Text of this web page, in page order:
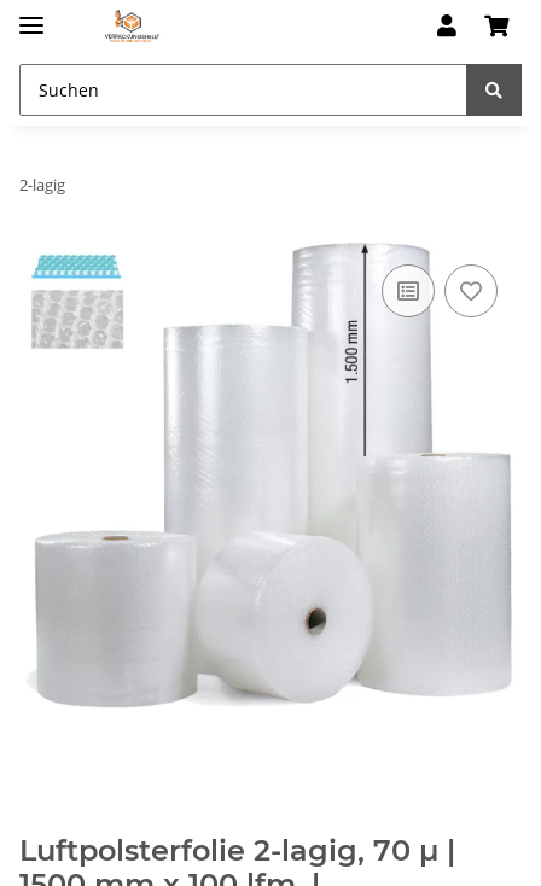
2-lagig
Luftpolsterfolie 2-lagig, 70 µ |